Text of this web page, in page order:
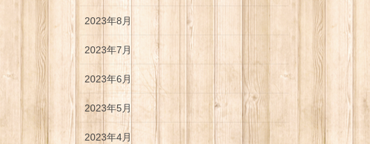
2023年8月
2023年7月
2023年6月
2023年5月
2023年4月